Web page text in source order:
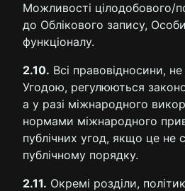
Можливості цілодобового/
до Облікового запису,
функціоналу.
2.10. Всі правовідносини,
Угодою, регулюються
а у разі міжнародного
нормами міжнародного
публічних угод, якщо це не
публічному порядку.
2.11. Окремі розділи,